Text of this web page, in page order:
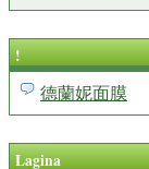
!
德蘭妮面膜
Lagina